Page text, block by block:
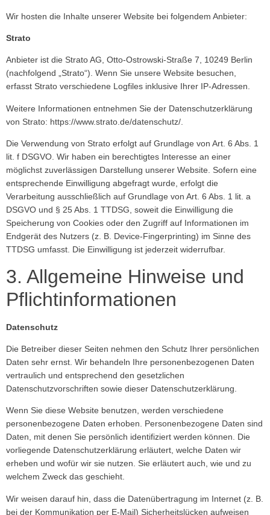
Wir hosten die Inhalte unserer Website bei folgendem Anbieter:
Strato
Anbieter ist die Strato AG, Otto-Ostrowski-Straße 7, 10249 Berlin
(nachfolgend „Strato“). Wenn Sie unsere Website besuchen,
erfasst Strato verschiedene Logfiles inklusive Ihrer IP-Adressen.
Weitere Informationen entnehmen Sie der Datenschutzerklärung
von Strato: https://www.strato.de/datenschutz/
Die Verwendung von Strato erfolgt auf Grundlage von Art. 6 Abs. 1
lit. f DSGVO. Wir haben ein berechtigtes Interesse an einer
möglichst zuverlässigen Darstellung unserer Website. Sofern eine
entsprechende Einwilligung abgefragt wurde, erfolgt die
Verarbeitung ausschließlich auf Grundlage von Art. 6 Abs. 1 lit. a
DSGVO und § 25 Abs. 1 TTDSG, soweit die Einwilligung die
Speicherung von Cookies oder den Zugriff auf Informationen im
Endgerät des Nutzers (z. B. Device-Fingerprinting) im Sinne des
TTDSG umfasst. Die Einwilligung ist jederzeit widerrufbar.
3. Allgemeine Hinweise und
Pflicht­informationen
Datenschutz
Die Betreiber dieser Seiten nehmen den Schutz Ihrer persönlichen
Daten sehr ernst. Wir behandeln Ihre personenbezogenen Daten
vertraulich und entsprechend den gesetzlichen
Datenschutzvorschriften sowie dieser Datenschutzerklärung.
Wenn Sie diese Website benutzen, werden verschiedene
personenbezogene Daten erhoben. Personenbezogene Daten sind
Daten, mit denen Sie persönlich identifiziert werden können. Die
vorliegende Datenschutzerklärung erläutert, welche Daten wir
erheben und wofür wir sie nutzen. Sie erläutert auch, wie und zu
welchem Zweck das geschieht.
Wir weisen darauf hin, dass die Datenübertragung im Internet (z. B.
bei der Kommunikation per E-Mail) Sicherheitslücken aufweisen